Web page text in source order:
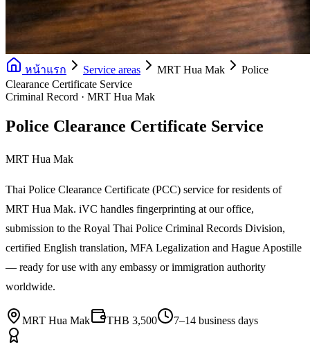
หน้าแรก Service areas MRT Hua Mak
Police
Clearance Certificate Service
Criminal Record · MRT Hua Mak
Police Clearance Certificate Service
MRT Hua Mak
Thai Police Clearance Certificate (PCC) service for residents of
MRT Hua Mak. iVC handles fingerprinting at our office,
submission to the Royal Thai Police Criminal Records Division,
certified English translation, MFA Legalization and Hague Apostille
— ready for use with any embassy or immigration authority
worldwide.
MRT Hua Mak THB 3,500 7–14 business days